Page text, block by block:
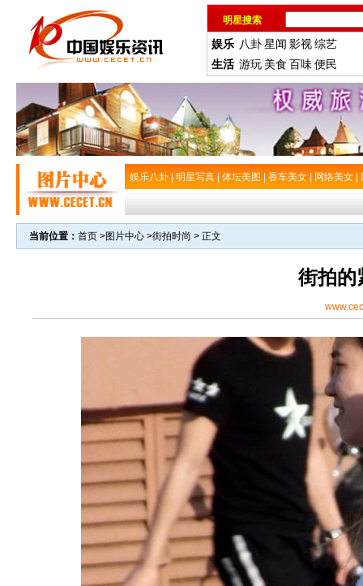
明星搜索
娱乐 八卦星闻 影视综艺
生活 游玩 美食 百味便民
娱乐八卦 明星写真 体坛美图 香车美女 网络美女
当前位置： 首页 >图片中心 >街拍时尚 > 正文
街拍的